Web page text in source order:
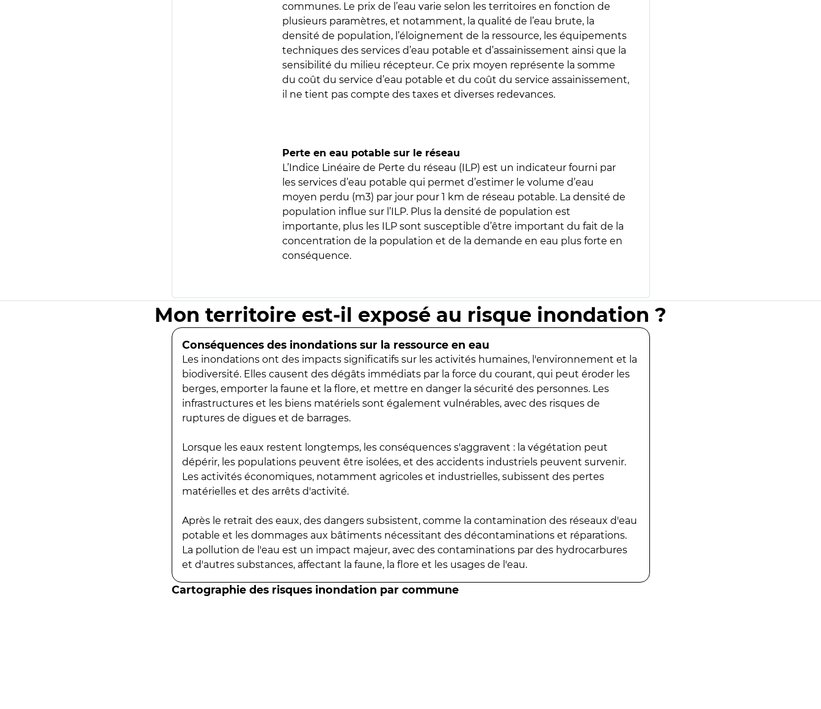
communes. Le prix de l’eau varie selon les territoires en fonction de
plusieurs paramètres, et notamment, la qualité de l’eau brute, la
densité de population, l’éloignement de la ressource, les équipements
techniques des services d’eau potable et d’assainissement ainsi que la
sensibilité du milieu récepteur. Ce prix moyen représente la somme
du coût du service d’eau potable et du coût du service assainissement,
il ne tient pas compte des taxes et diverses redevances.
Perte en eau potable sur le réseau
L’Indice Linéaire de Perte du réseau (ILP) est un indicateur fourni par
les services d’eau potable qui permet d’estimer le volume d’eau
moyen perdu (m3) par jour pour 1 km de réseau potable. La densité de
population influe sur l’ILP. Plus la densité de population est
importante, plus les ILP sont susceptible d’être important du fait de la
concentration de la population et de la demande en eau plus forte en
conséquence.
Mon territoire est-il exposé au risque inondation ?
Conséquences des inondations sur la ressource en eau
Les inondations ont des impacts significatifs sur les activités humaines, l'environnement et la
biodiversité. Elles causent des dégâts immédiats par la force du courant, qui peut éroder les
berges, emporter la faune et la flore, et mettre en danger la sécurité des personnes. Les
infrastructures et les biens matériels sont également vulnérables, avec des risques de
ruptures de digues et de barrages.
Lorsque les eaux restent longtemps, les conséquences s'aggravent : la végétation peut
dépérir, les populations peuvent être isolées, et des accidents industriels peuvent survenir.
Les activités économiques, notamment agricoles et industrielles, subissent des pertes
matérielles et des arrêts d'activité.
Après le retrait des eaux, des dangers subsistent, comme la contamination des réseaux d'eau
potable et les dommages aux bâtiments nécessitant des décontaminations et réparations.
La pollution de l'eau est un impact majeur, avec des contaminations par des hydrocarbures
et d'autres substances, affectant la faune, la flore et les usages de l'eau.
Cartographie des risques inondation par commune